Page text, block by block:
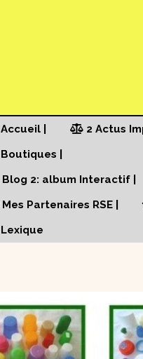
Accueil | 2 Actus
Boutiques |
Blog 2: album Interactif |
Mes Partenaires RSE |
Lexique